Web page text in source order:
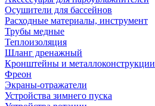
Осушители для бассейнов
Расходные материалы, инструмент
Трубы медные
Теплоизоляция
Шланг дренажный
Кронштейны и металлоконструкции
Фреон
Экраны-отражатели
Устройства зимнего пуска